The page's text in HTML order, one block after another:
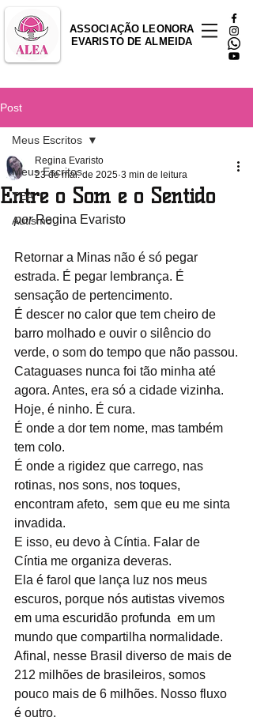
ASSOCIAÇÃO LEONORA
EVARISTO DE ALMEIDA
Post
Meus Escritos
TEA
Autismo
Meus Escritos
Entre o Som e o Sentido
Regina Evaristo
23 de mai. de 2025 3 min de leitura
por Regina Evaristo
Retornar a Minas não é só pegar
estrada. É pegar lembrança. É
sensação de pertencimento.
É descer no calor que tem cheiro de
barro molhado e ouvir o silêncio do
verde, o som do tempo que não passou.
Cataguases nunca foi tão minha até
agora. Antes, era só a cidade vizinha.
Hoje, é ninho. É cura.
É onde a dor tem nome, mas também
tem colo.
É onde a rigidez que carrego, nas
rotinas, nos sons, nos toques,
encontram afeto,  sem que eu me sinta
invadida.
E isso, eu devo à Cíntia. Falar de
Cíntia me organiza deveras.
Ela é farol que lança luz nos meus
escuros, porque nós autistas vivemos
em uma escuridão profunda  em um
mundo que compartilha normalidade.
Afinal, nesse Brasil diverso de mais de
212 milhões de brasileiros, somos
pouco mais de 6 milhões. Nosso fluxo
é outro.